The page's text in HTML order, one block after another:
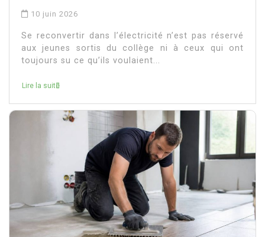
10 juin 2026
Se reconvertir dans l’électricité n’est pas réservé
aux jeunes sortis du collège ni à ceux qui ont
toujours su ce qu’ils voulaient...
Lire la suite